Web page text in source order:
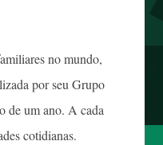
no mundo,
por seu Grupo
de um ano. A cada
cotidianas.